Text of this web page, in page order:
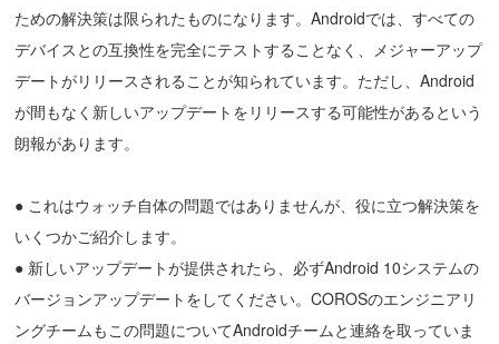
ための解決策は限られたものになります。Androidでは、すべての
デバイスとの互換性を完全にテストすることなく、メジャーアップ
デートがリリースされることが知られています。ただし、Android
が間もなく新しいアップデートをリリースする可能性があるという
朗報があります。
● これはウォッチ自体の問題ではありませんが、役に立つ解決策を
いくつかご紹介します。
● 新しいアップデートが提供されたら、必ずAndroid 10システムの
バージョンアップデートをしてください。COROSのエンジニアリ
ングチームもこの問題についてAndroidチームと連絡を取っていま